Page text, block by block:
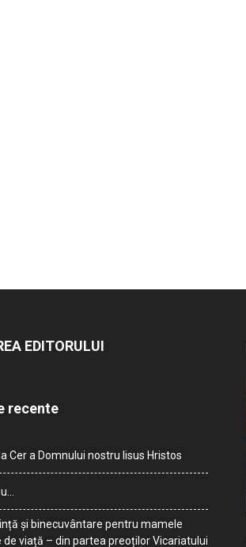
EDITORULUI
recente
Cer a Domnului nostru Iisus Hristos
și binecuvântare pentru mamele
viață – din partea preoților Vicariatului